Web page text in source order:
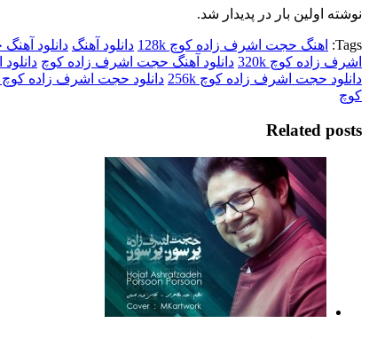
نوشته اولین بار در پدیدار شد.
Tags: اهنگ حجت اشرف زاده کوچ 128k دانلود آهنگ دانلود آهنگ
اشرف زاده کوچ 320k
دانلود آهنگ حجت اشرف زاده کوچ
دانلود حجت اشرف زاده کوچ 256k
دانلود حجت اشرف زاده کوچ mp3
کوچ
Related posts